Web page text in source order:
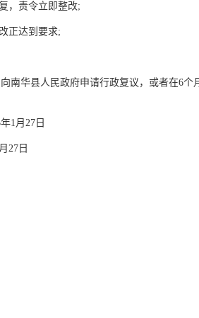
，责令立即整改;
正达到要求;
南华县人民政府申请行政复议，或者在6
1月27日
27日